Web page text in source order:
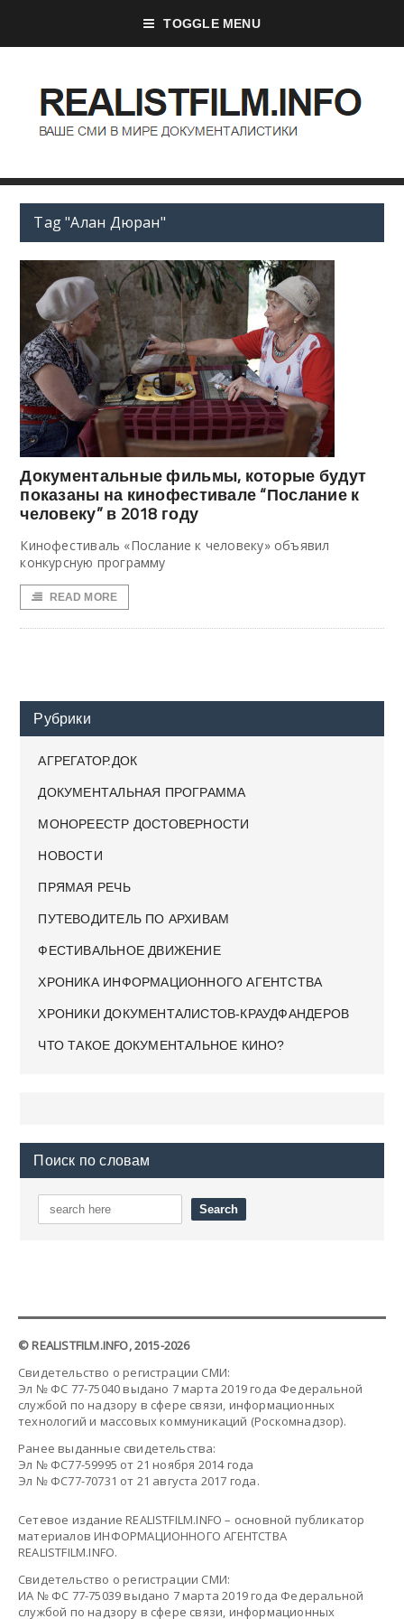
TOGGLE MENU
Tag "Алан Дюран"
Документальные фильмы, которые будут
показаны на кинофестивале “Послание к
человеку” в 2018 году
Кинофестиваль «Послание к человеку» объявил
конкурсную программу
READ MORE
Рубрики
АГРЕГАТОР.ДОК
ДОКУМЕНТАЛЬНАЯ ПРОГРАММА
МОНОРЕЕСТР ДОСТОВЕРНОСТИ
НОВОСТИ
ПРЯМАЯ РЕЧЬ
ПУТЕВОДИТЕЛЬ ПО АРХИВАМ
ФЕСТИВАЛЬНОЕ ДВИЖЕНИЕ
ХРОНИКА ИНФОРМАЦИОННОГО АГЕНТСТВА
ХРОНИКИ ДОКУМЕНТАЛИСТОВ-КРАУДФАНДЕРОВ
ЧТО ТАКОЕ ДОКУМЕНТАЛЬНОЕ КИНО?
Поиск по словам
© REALISTFILM.INFO, 2015-2026
Свидетельство о регистрации СМИ:
Эл № ФС 77-75040 выдано 7 марта 2019 года Федеральной
службой по надзору в сфере связи, информационных
технологий и массовых коммуникаций (Роскомнадзор).
Ранее выданные свидетельства:
Эл № ФС77-59995 от 21 ноября 2014 года
Эл № ФС77-70731 от 21 августа 2017 года.
Сетевое издание REALISTFILM.INFO – основной публикатор
материалов ИНФОРМАЦИОННОГО АГЕНТСТВА
REALISTFILM.INFO.
Свидетельство о регистрации СМИ:
ИА № ФС 77-75039 выдано 7 марта 2019 года Федеральной
службой по надзору в сфере связи, информационных